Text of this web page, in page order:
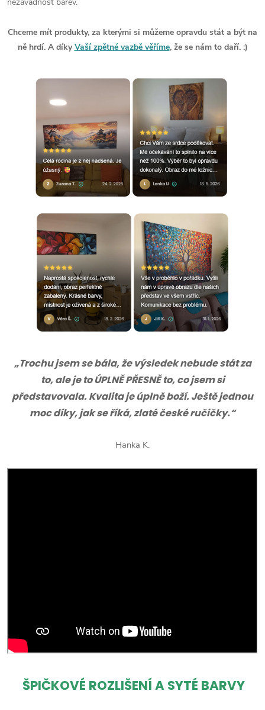
Chceme mít produkty, za kterými si můžeme opravdu stát a být na
ně hrdí. A díkyVaší zpětné vazbě věříme, že se nám to daří. :)
„Trochu jsem se bála, že výsledek nebude stát za
to, ale je to ÚPLNĚ PŘESNĚ to, co jsem si
představovala. Kvalita je úplně boží. Ještě jednou
moc díky, jak se říká, zlaté české ručičky.“
Hanka K.
ŠPIČKOVÉ ROZLIŠENÍ A SYTÉ BARVY